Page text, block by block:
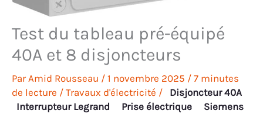
Test du tableau pré-équipé
40A et 8 disjoncteurs
Par Amid Rousseau / 1 novembre 2025 / 7 minutes
de lecture / Travaux d'électricité /
Disjoncteur 40A
Interrupteur Legrand
Prise électrique Siemens